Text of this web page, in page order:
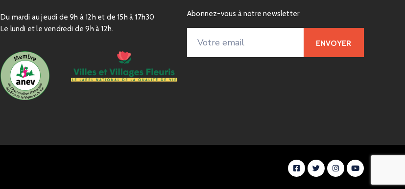
Du mardi au jeudi de 9h à 12h et de 15h à 17h30
Le lundi et le vendredi de 9h à 12h.
Abonnez-vous à notre newsletter